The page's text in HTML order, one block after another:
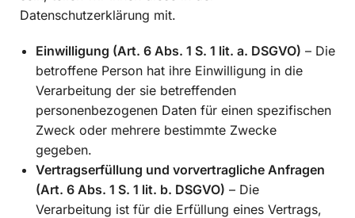
Datenschutzerklärung mit.
Einwilligung (Art. 6 Abs. 1 S. 1 lit. a. DSGVO) – Die
betroffene Person hat ihre Einwilligung in die
Verarbeitung der sie betreffenden
personenbezogenen Daten für einen spezifischen
Zweck oder mehrere bestimmte Zwecke
gegeben.
Vertragserfüllung und vorvertragliche Anfragen
(Art. 6 Abs. 1 S. 1 lit. b. DSGVO) – Die
Verarbeitung ist für die Erfüllung eines Vertrags,